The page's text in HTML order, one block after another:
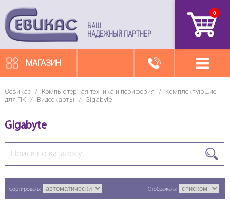
ВАШ
НАДЕЖНЫЙ ПАРТНЕР
0
МАГАЗИН
Севикас / Компьютерная техника и периферия /
Комплектующие
для ПК / Видеокарты / Gigabyte
Gigabyte
Сортировать: Отображать: